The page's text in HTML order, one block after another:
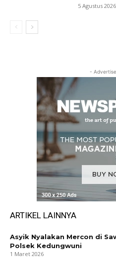
5 Agustus 2026
-
ARTIKEL LAINNYA
Asyik Nyalakan Mercon di
Polsek Kedungwuni
1 Maret 2026